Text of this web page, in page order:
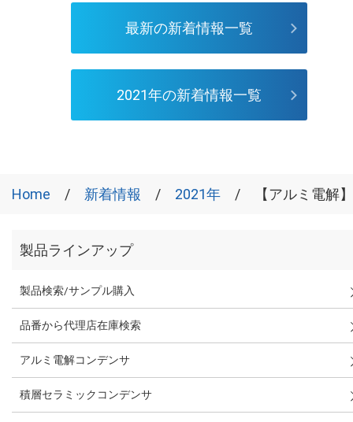
最新の新着情報一覧
2021年の新着情報一覧
Home 新着情報 2021年 【アルミ電解
製品ラインアップ
製品検索/サンプル購入
品番から代理店在庫検索
アルミ電解コンデンサ
積層セラミックコンデンサ